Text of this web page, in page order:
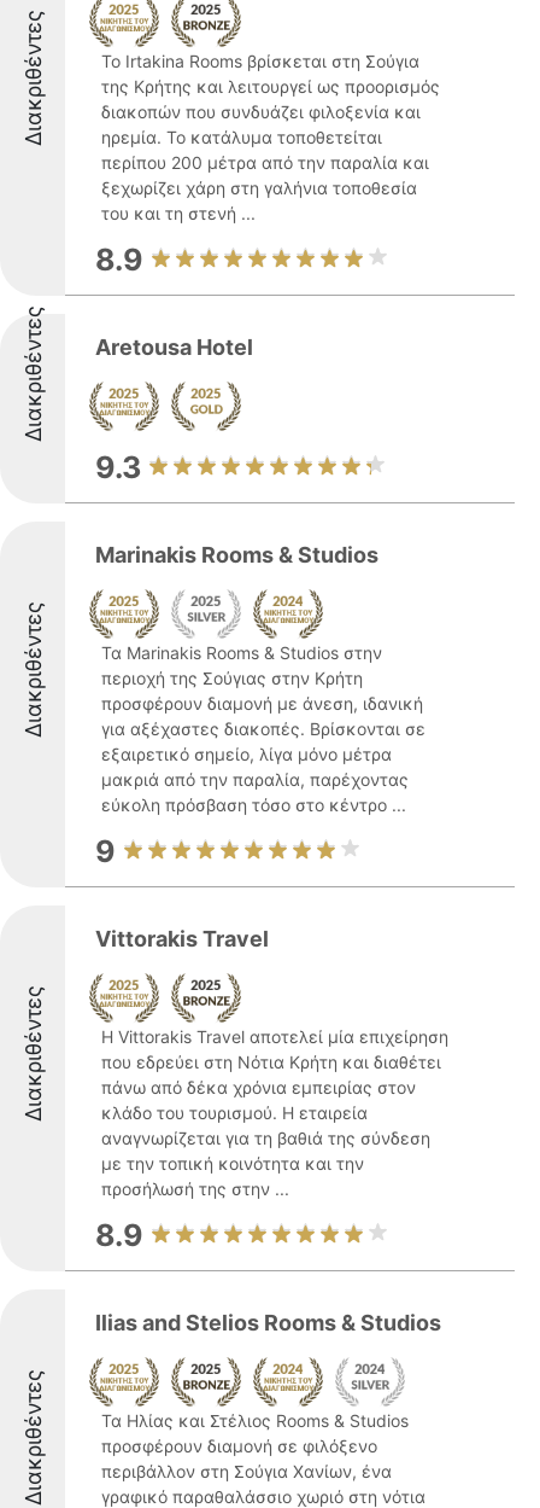
Διακριθέντες
Το Irtakina Rooms βρίσκεται στη Σούγια
της Κρήτης και λειτουργεί ως προορισμός
διακοπών που συνδυάζει φιλοξενία και
ηρεμία. Το κατάλυμα τοποθετείται
περίπου 200 μέτρα από την παραλία και
ξεχωρίζει χάρη στη γαλήνια τοποθεσία
του και τη στενή ...
8.9
Διακριθέντες Aretousa Hotel
9.3
Διακριθέντες
Marinakis Rooms & Studios
Τα Marinakis Rooms & Studios στην
περιοχή της Σούγιας στην Κρήτη
προσφέρουν διαμονή με άνεση, ιδανική
για αξέχαστες διακοπές. Βρίσκονται σε
εξαιρετικό σημείο, λίγα μόνο μέτρα
μακριά από την παραλία, παρέχοντας
εύκολη πρόσβαση τόσο στο κέντρο ...
9
Διακριθέντες
Vittorakis Travel
Η Vittorakis Travel αποτελεί μία επιχείρηση
που εδρεύει στη Νότια Κρήτη και διαθέτει
πάνω από δέκα χρόνια εμπειρίας στον
κλάδο του τουρισμού. Η εταιρεία
αναγνωρίζεται για τη βαθιά της σύνδεση
με την τοπική κοινότητα και την
προσήλωσή της στην ...
8.9
Διακριθέντες
Ilias and Stelios Rooms & Studios
Τα Ηλίας και Στέλιος Rooms & Studios
προσφέρουν διαμονή σε φιλόξενο
περιβάλλον στη Σούγια Χανίων, ένα
γραφικό παραθαλάσσιο χωριό στη νότια